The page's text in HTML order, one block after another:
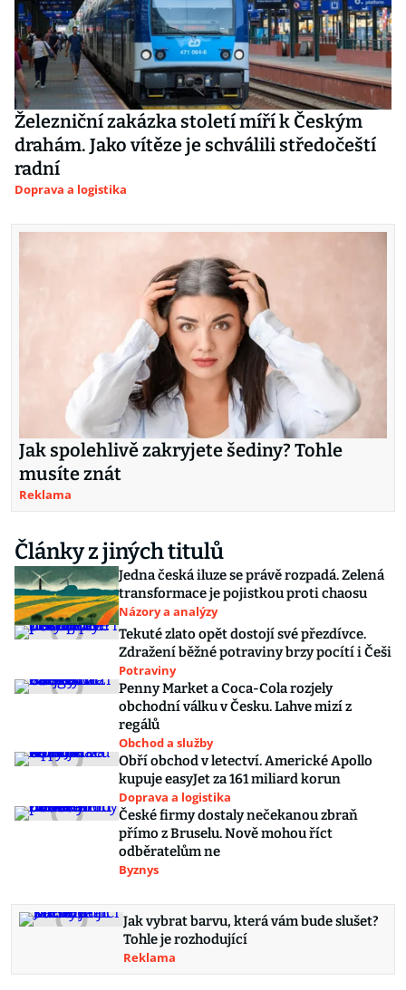
Železniční zakázka století míří k Českým
drahám. Jako vítěze je schválili středočeští
radní
Doprava a logistika
Jak spolehlivě zakryjete šediny? Tohle
musíte znát
Reklama
Články z jiných titulů
Jedna česká iluze se právě rozpadá. Zelená
transformace je pojistkou proti chaosu
Názory a analýzy
Tekuté zlato opět dostojí své přezdívce.
Zdražení běžné potraviny brzy pocítí i Češi
Potraviny
Penny Market a Coca-Cola rozjely
obchodní válku v Česku. Lahve mizí z
regálů
Obchod a služby
Obří obchod v letectví. Americké Apollo
kupuje easyJet za 161 miliard korun
Doprava a logistika
České firmy dostaly nečekanou zbraň
přímo z Bruselu. Nově mohou říct
odběratelům ne
Byznys
Jak vybrat barvu, která vám bude slušet?
Tohle je rozhodující
Reklama